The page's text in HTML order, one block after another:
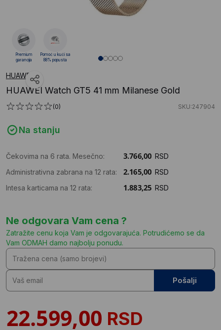
HUAWEI
HUAWEI Watch GT5 41 mm Milanese Gold
(0) SKU:247904
Na stanju
Čekovima na 6 rata. Mesečno:
RSD
Administrativna zabrana na 12 rata:
RSD
Intesa karticama na 12 rata:
RSD
Ne odgovara Vam cena ?
Zatražite cenu koja Vam je odgovarajuća. Potrudićemo se da
Vam ODMAH damo najbolju ponudu.
Pošalji
RSD
Premium
garancija
Pomoć u kući sa
88% popusta